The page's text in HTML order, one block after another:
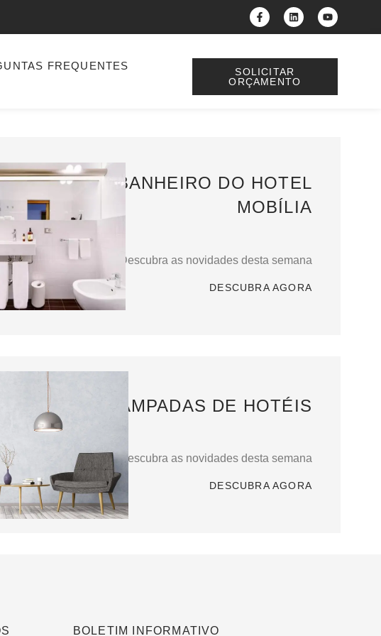
FREQUENTES
SOLICITAR
ORÇAMENTO
BANHEIRO DO HOTEL
MOBÍLIA
Descubra as novidades desta semana
DESCUBRA AGORA
LÂMPADAS DE HOTÉIS
Descubra as novidades desta semana
DESCUBRA AGORA
BOLETIM INFORMATIVO